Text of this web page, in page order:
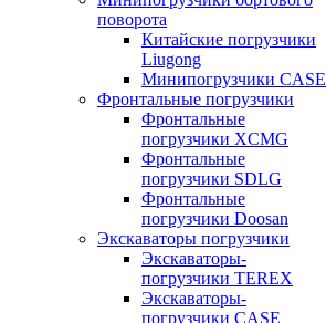
поворота
Китайские погрузчики
Liugong
Минипогрузчики CASE
Фронтальные погрузчики
Фронтальные
погрузчики XCMG
Фронтальные
погрузчики SDLG
Фронтальные
погрузчики Doosan
Экскаваторы погрузчики
Экскаваторы-
погрузчики TEREX
Экскаваторы-
погрузчики CASE